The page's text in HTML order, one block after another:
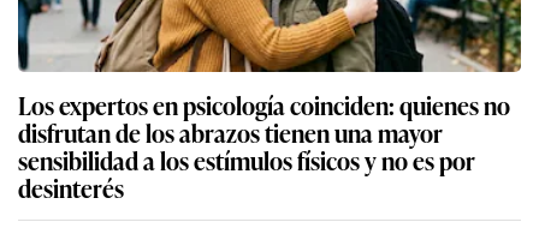
Los expertos en psicología coinciden: quienes no
disfrutan de los abrazos tienen una mayor
sensibilidad a los estímulos físicos y no es por
desinterés